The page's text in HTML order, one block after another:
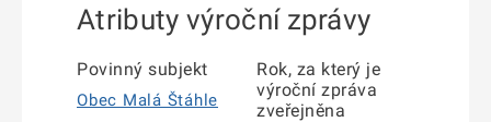
Atributy výroční zprávy
Povinný subjekt
Obec Malá Štáhle
Rok, za který je
výroční zpráva
zveřejněna